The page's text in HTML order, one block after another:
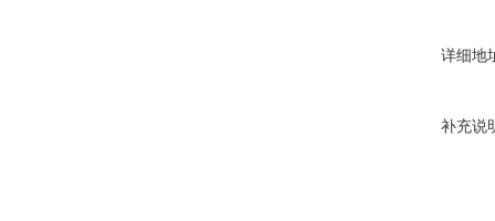
详细地
补充说